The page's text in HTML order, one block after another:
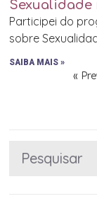
Sexualidade
Participei do
sobre
SAIBA MAIS »
«